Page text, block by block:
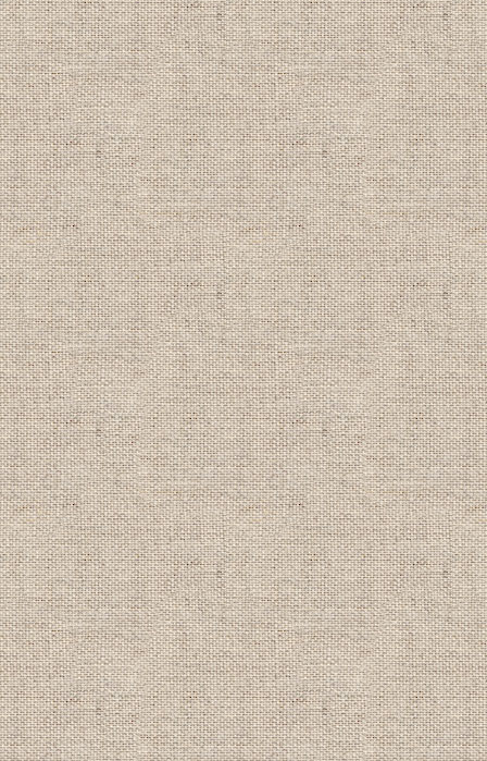
・ライセンス・アドバンス取得大幅割
・団体旅割 卒旅割&学旅割 1,000円OFF
期間：2022年1月11日～3月31日
----------------------------------------
【2021/9/7】
●2021年秋キャンペーン情報！
詳細はキャンペーン情報をクリック！
ライセンス取得コース大幅割引
アドバンス取得コース大幅割引
ライセンス同時Ｗ取得大幅割引
期間：2021年10月1日～12月31日
----------------------------------------
【2021/5/31】
●夏キャンペーン
ケラマ域(チービシ諸島)
半日ダイビング 格安プラン
●夏割キャンペーン
家族割 団体割 学生割 1,000円OFF
●８月ライセンス取得キャンペーン
詳細はキャンペーン情報をクリック！
期間：2018年7月1日～9月30日
----------------------------------------
【2021/1/1】
2021年新春２大キャンペーン情報！
詳細はキャンペーン情報をクリック！
・ライセンス・アドバンス取得大幅割
・団体旅割 卒旅割&学旅割 1,000円OFF
期間：2021年1月1日～3月31日
(適用除外期間あり)
----------------------------------------
【2020/9/1】